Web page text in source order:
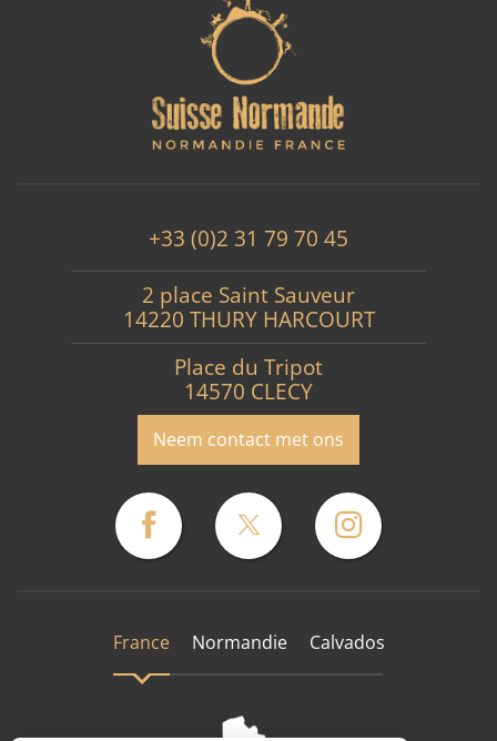
+33 (0)2 31 79 70 45
2 place Saint Sauveur
14220 THURY HARCOURT
Place du Tripot
14570 CLECY
Neem contact met ons
France Normandie Calvados